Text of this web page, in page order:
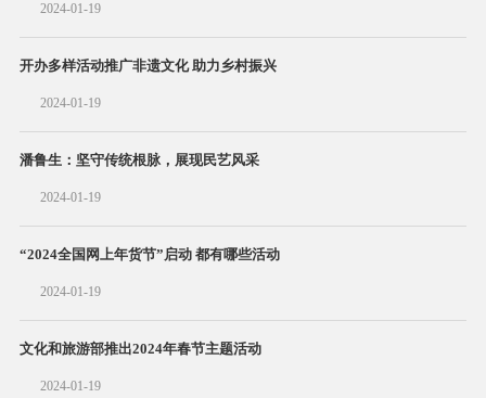
2024-01-19
开办多样活动推广非遗文化 助力乡村振兴
2024-01-19
潘鲁生：坚守传统根脉，展现民艺风采
2024-01-19
“2024全国网上年货节”启动 都有哪些活动
2024-01-19
文化和旅游部推出2024年春节主题活动
2024-01-19